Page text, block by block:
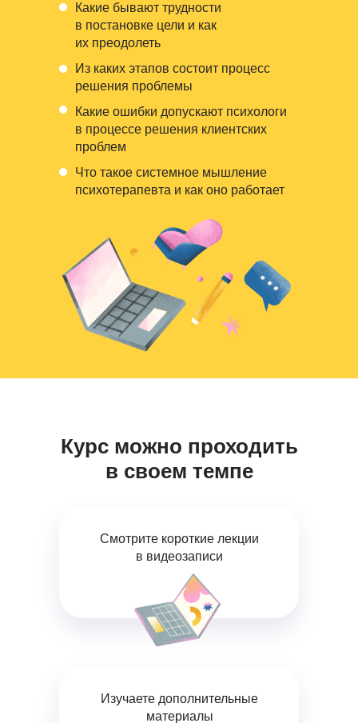
Какие бывают трудности
в постановке цели и как
их преодолеть
Из каких этапов состоит процесс
решения проблемы
Какие ошибки допускают психологи
в процессе решения клиентских
проблем
Что такое системное мышление
психотерапевта и как оно работает
Курс можно проходить
в своем темпе
Смотрите короткие лекции
в видеозаписи
Изучаете дополнительные
материалы